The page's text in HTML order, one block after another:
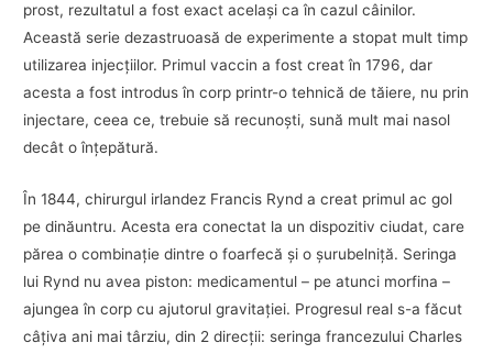
prost, rezultatul a fost exact acelaşi ca în cazul câinilor.
Această serie dezastruoasă de experimente a stopat mult timp
utilizarea injecţiilor. Primul vaccin a fost creat în 1796, dar
acesta a fost introdus în corp printr-o tehnică de tăiere, nu prin
injectare, ceea ce, trebuie să recunoşti, sună mult mai nasol
decât o înţepătură.
În 1844, chirurgul irlandez Francis Rynd a creat primul ac gol
pe dinăuntru. Acesta era conectat la un dispozitiv ciudat, care
părea o combinaţie dintre o foarfecă şi o şurubelniţă. Seringa
lui Rynd nu avea piston: medicamentul – pe atunci morfina –
ajungea în corp cu ajutorul gravitaţiei. Progresul real s-a făcut
câţiva ani mai târziu, din 2 direcţii: seringa francezului Charles